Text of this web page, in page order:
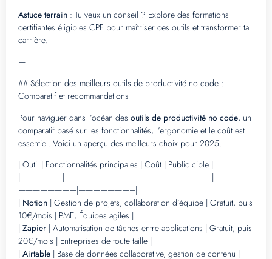
Astuce terrain : Tu veux un conseil ? Explore des formations
certifiantes éligibles CPF pour maîtriser ces outils et transformer ta
carrière.
—
## Sélection des meilleurs outils de productivité no code :
Comparatif et recommandations
Pour naviguer dans l’océan des outils de productivité no code, un
comparatif basé sur les fonctionnalités, l’ergonomie et le coût est
essentiel. Voici un aperçu des meilleurs choix pour 2025.
| Outil | Fonctionnalités principales | Coût | Public cible |
|—————–|————————————————————-|
————————|———————–|
| Notion | Gestion de projets, collaboration d’équipe | Gratuit, puis
10€/mois | PME, Équipes agiles |
| Zapier | Automatisation de tâches entre applications | Gratuit, puis
20€/mois | Entreprises de toute taille |
| Airtable | Base de données collaborative, gestion de contenu |